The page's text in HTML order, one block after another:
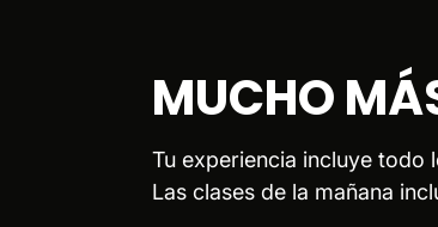
MUCHO
Tu experiencia incluye todo
Las clases de la mañana